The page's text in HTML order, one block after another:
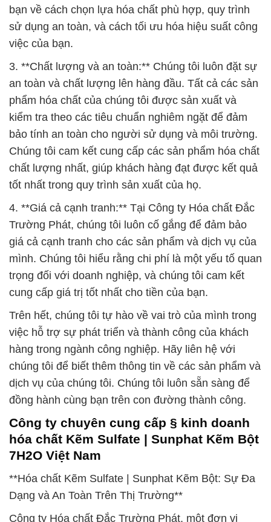
bạn về cách chọn lựa hóa chất phù hợp, quy trình
sử dụng an toàn, và cách tối ưu hóa hiệu suất công
việc của bạn.
3. **Chất lượng và an toàn:** Chúng tôi luôn đặt sự
an toàn và chất lượng lên hàng đầu. Tất cả các sản
phẩm hóa chất của chúng tôi được sản xuất và
kiểm tra theo các tiêu chuẩn nghiêm ngặt để đảm
bảo tính an toàn cho người sử dụng và môi trường.
Chúng tôi cam kết cung cấp các sản phẩm hóa chất
chất lượng nhất, giúp khách hàng đạt được kết quả
tốt nhất trong quy trình sản xuất của họ.
4. **Giá cả cạnh tranh:** Tại Công ty Hóa chất Đắc
Trường Phát, chúng tôi luôn cố gắng để đảm bảo
giá cả cạnh tranh cho các sản phẩm và dịch vụ của
mình. Chúng tôi hiểu rằng chi phí là một yếu tố quan
trọng đối với doanh nghiệp, và chúng tôi cam kết
cung cấp giá trị tốt nhất cho tiền của bạn.
Trên hết, chúng tôi tự hào về vai trò của mình trong
việc hỗ trợ sự phát triển và thành công của khách
hàng trong ngành công nghiệp. Hãy liên hệ với
chúng tôi để biết thêm thông tin về các sản phẩm và
dịch vụ của chúng tôi. Chúng tôi luôn sẵn sàng để
đồng hành cùng bạn trên con đường thành công.
Công ty chuyên cung cấp § kinh doanh
hóa chất Kẽm Sulfate | Sunphat Kẽm Bột
7H2O Việt Nam
**Hóa chất Kẽm Sulfate | Sunphat Kẽm Bột: Sự Đa
Dạng và An Toàn Trên Thị Trường**
Công ty Hóa chất Đắc Trường Phát, một đơn vị